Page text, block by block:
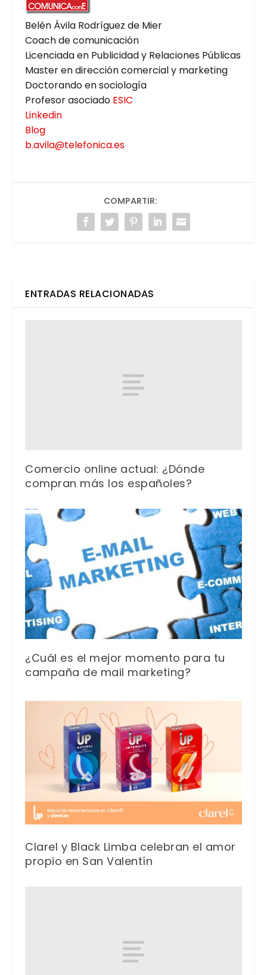
Belén Ávi­la Rodrí­guez de Mier
Coach de comu­ni­ca­ción
Licen­cia­da en Publi­ci­dad y Rela­cio­nes Públi­cas
Mas­ter en direc­ción comer­cial y mar­ke­ting
Doc­to­ran­do en socio­lo­gía
Pro­fe­sor aso­cia­do ESIC
Lin­ke­din
Blog
b.avila@telefonica.es
COMPARTIR:
ENTRADAS RELACIONADAS
Comercio online actual: ¿Dónde
compran más los españoles?
¿Cuál es el mejor momento para tu
campaña de mail marketing?
Clarel y Black Limba celebran el amor
propio en San Valentín